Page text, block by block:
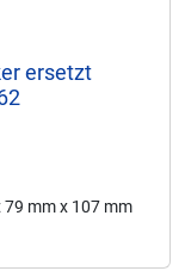
ersetzt
79 mm x 107 mm